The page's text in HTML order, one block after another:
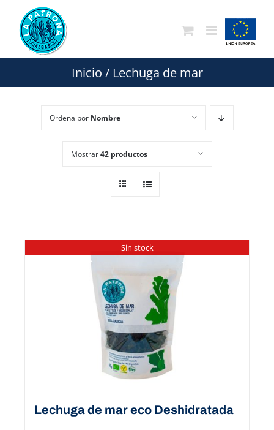
contenido
Inicio / Lechuga de mar
Ordena por Nombre
Mostrar42 productos
Sin stock
Lechuga de mar eco Deshidratada